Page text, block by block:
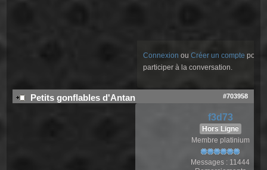
Connexion ouCréer un compte pour
participer à la conversation.
Petits gonflables d'Antan #703958
f3d73
Hors Ligne
Membre platinium
Messages : 11444